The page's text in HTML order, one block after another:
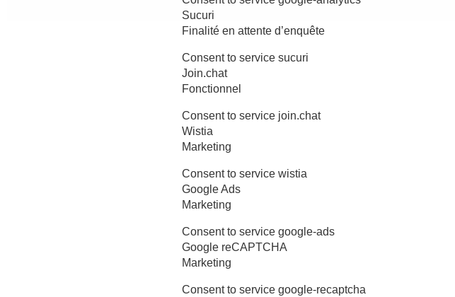
Sucuri
Finalité en attente d’enquête
Consent to service sucuri
Join.chat
Fonctionnel
Consent to service join.chat
Wistia
Marketing
Consent to service wistia
Google Ads
Marketing
Consent to service google-ads
Google reCAPTCHA
Marketing
Consent to service google-recaptcha